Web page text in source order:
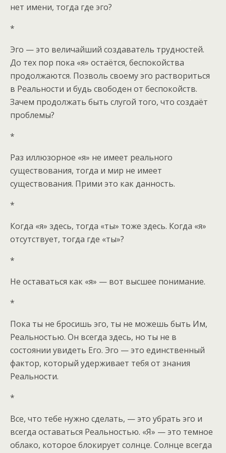
нет имени, тогда где эго?
*
Эго — это величайший создаватель трудностей.
До тех пор пока «я» остаётся, беспокойства
продолжаются. Позволь своему эго раствориться
в Реальности и будь свободен от беспокойств.
Зачем продолжать быть слугой того, что создаёт
проблемы?
*
Раз иллюзорное «я» не имеет реального
существования, тогда и мир не имеет
существования. Прими это как данность.
*
Когда «я» здесь, тогда «ты» тоже здесь. Когда «я»
отсутствует, тогда где «ты»?
*
Не оставаться как «я» — вот высшее понимание.
*
Пока ты не бросишь эго, ты не можешь быть Им,
Реальностью. Он всегда здесь, но ты не в
состоянии увидеть Его. Эго — это единственный
фактор, который удерживает тебя от знания
Реальности.
*
Все, что тебе нужно сделать, — это убрать эго и
всегда оставаться Реальностью. «Я» — это темное
облако, которое блокирует солнце. Солнце всегда